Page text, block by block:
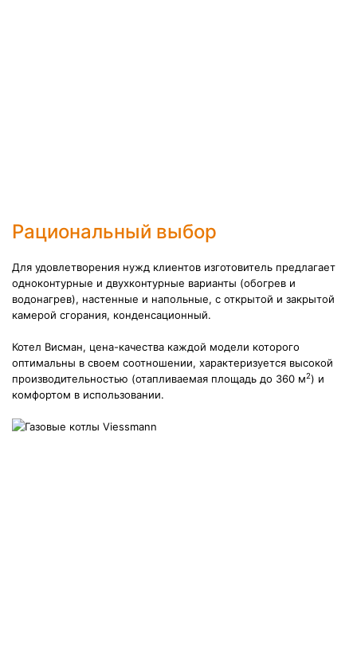
Рациональный выбор
Для удовлетворения нужд клиентов изготовитель предлагает
одноконтурные и двухконтурные варианты (обогрев и
водонагрев), настенные и напольные, с открытой и закрытой
камерой сгорания, конденсационный.
Котел Висман, цена-качества каждой модели которого
оптимальны в своем соотношении, характеризуется высокой
производительностью (отапливаемая площадь до 360 м2) и
комфортом в использовании.